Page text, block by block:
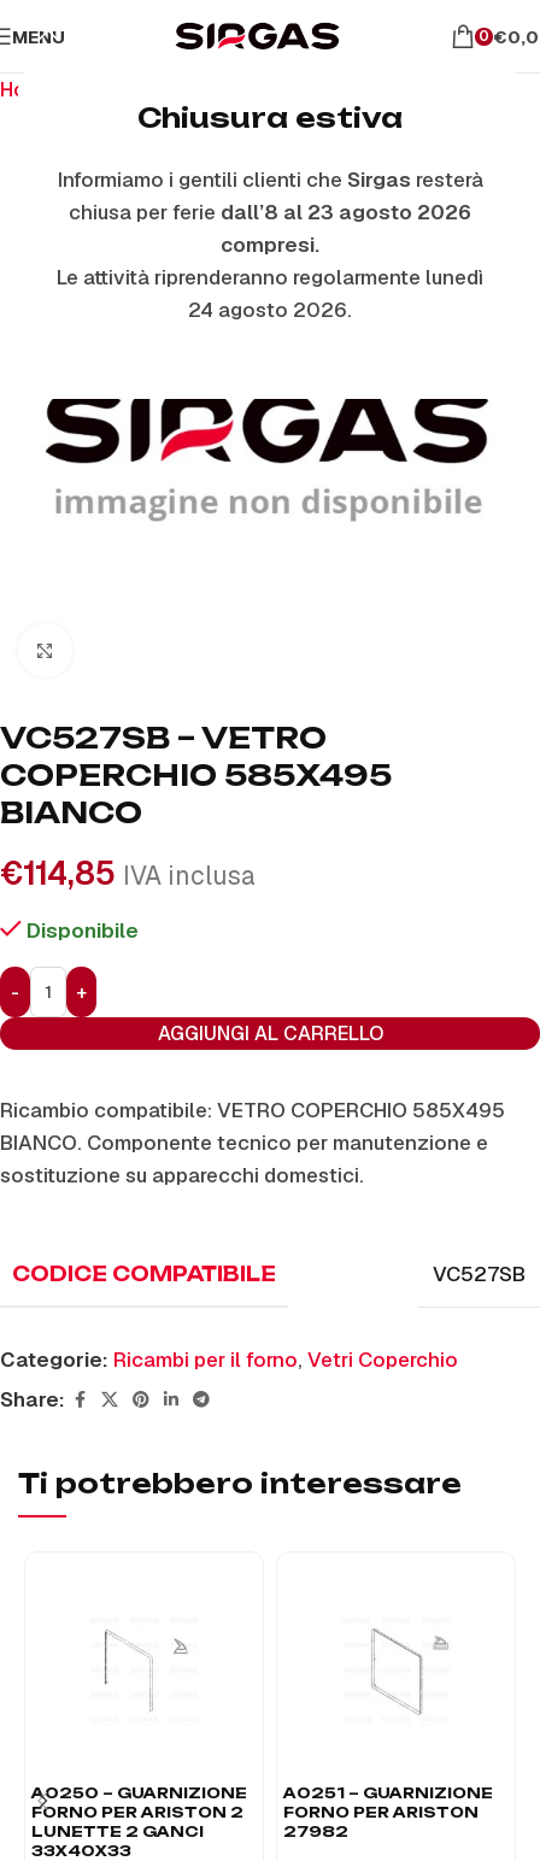
Chiusura estiva
Informiamo i gentili clienti che Sirgas resterà
chiusa per ferie dall’8 al 23 agosto 2026
compresi.
Le attività riprenderanno regolarmente lunedì
24 agosto 2026.
MENU 0 €
Home
VC527SB – VETRO
COPERCHIO 585X495
BIANCO
€114,85 IVA inclusa
Disponibile
AGGIUNGI AL CARRELLO
Ricambio compatibile: VETRO COPERCHIO 585X495
BIANCO. Componente tecnico per manutenzione e
sostituzione su apparecchi domestici.
CODICE COMPATIBILE VC527SB
Categorie: Ricambi per il forno, Vetri Coperchio
Share:
Ti potrebbero interessare
A0250 – GUARNIZIONE
FORNO PER ARISTON 2
LUNETTE 2 GANCI
33X40X33
A0251 – GUARNIZIONE
FORNO PER ARISTON
27982